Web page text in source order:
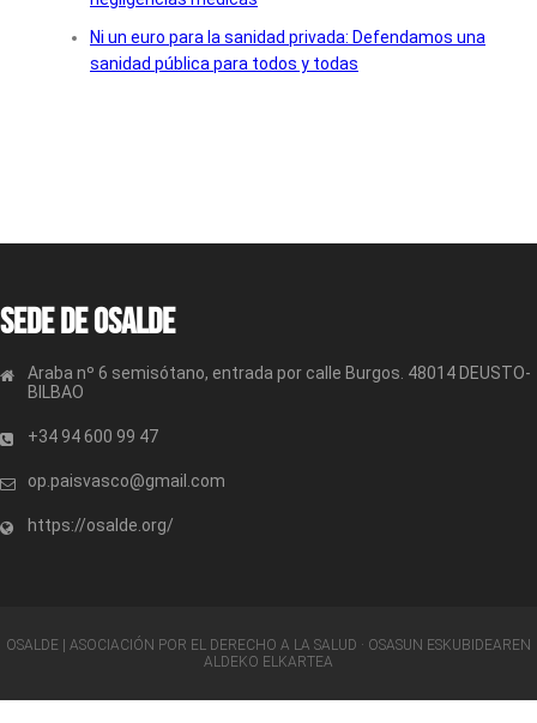
Ni un euro para la sanidad privada: Defendamos una
sanidad pública para todos y todas
Sede de OSALDE
Araba nº 6 semisótano, entrada por calle Burgos. 48014 DEUSTO-
BILBAO
+34 94 600 99 47
op.paisvasco@gmail.com
https://osalde.org/
OSALDE | ASOCIACIÓN POR EL DERECHO A LA SALUD · OSASUN ESKUBIDEAREN
ALDEKO ELKARTEA